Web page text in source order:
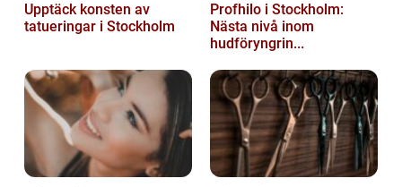
Upptäck konsten av
tatueringar i Stockholm
Profhilo i Stockholm:
Nästa nivå inom
hudföryngrin...